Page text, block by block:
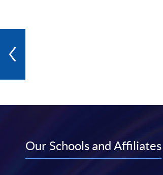
Our Schools and Affiliates